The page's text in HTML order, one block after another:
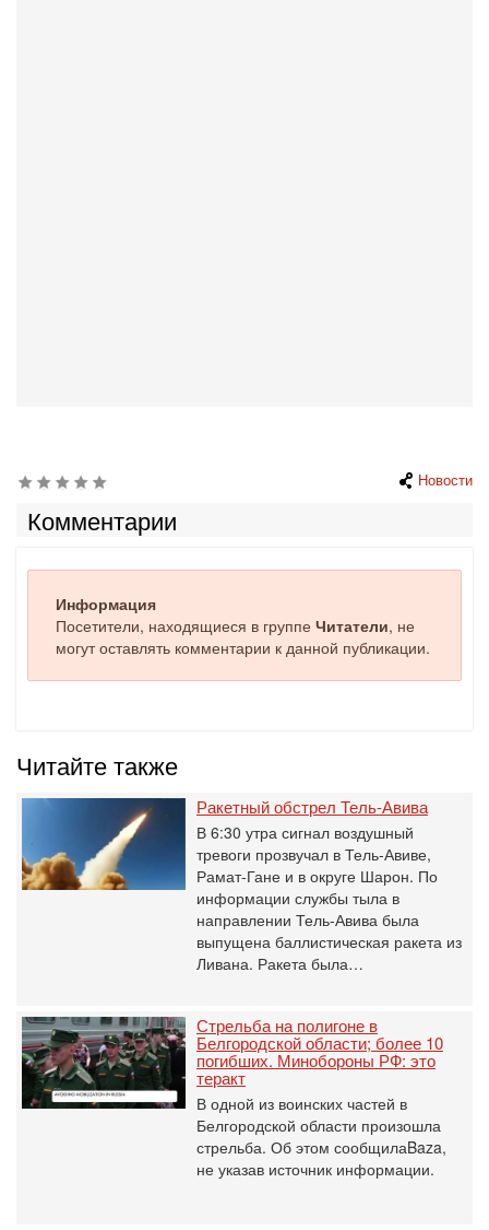
Новости
Комментарии
Информация
Посетители, находящиеся в группе Читатели, не
могут оставлять комментарии к данной публикации.
Читайте также
Ракетный обстрел Тель-Авива
В 6:30 утра сигнал воздушный
тревоги прозвучал в Тель-Авиве,
Рамат-Гане и в округе Шарон. По
информации службы тыла в
направлении Тель-Авива была
выпущена баллистическая ракета из
Ливана. Ракета была…
Стрельба на полигоне в
Белгородской области; более 10
погибших. Минобороны РФ: это
теракт
В одной из воинских частей в
Белгородской области произошла
стрельба. Об этом сообщилаBaza,
не указав источник информации.